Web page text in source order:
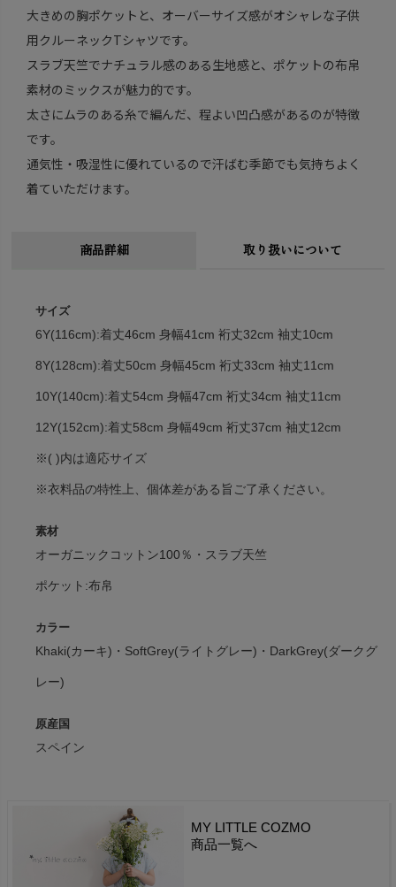
大きめの胸ポケットと、オーバーサイズ感がオシャレな子供
用クルーネックTシャツです。
スラブ天竺でナチュラル感のある生地感と、ポケットの布帛
素材のミックスが魅力的です。
太さにムラのある糸で編んだ、程よい凹凸感があるのが特徴
です。
通気性・吸湿性に優れているので汗ばむ季節でも気持ちよく
着ていただけます。
商品詳細 取り扱いについて
サイズ
6Y(116cm):着丈46cm 身幅41cm 裄丈32cm 袖丈10cm
8Y(128cm):着丈50cm 身幅45cm 裄丈33cm 袖丈11cm
10Y(140cm):着丈54cm 身幅47cm 裄丈34cm 袖丈11cm
12Y(152cm):着丈58cm 身幅49cm 裄丈37cm 袖丈12cm
※( )内は適応サイズ
※衣料品の特性上、個体差がある旨ご了承ください。
素材
オーガニックコットン100％・スラブ天竺
ポケット:布帛
カラー
Khaki(カーキ)・SoftGrey(ライトグレー)・DarkGrey(ダークグ
レー)
原産国
スペイン
MY LITTLE COZMO
商品一覧へ